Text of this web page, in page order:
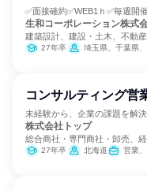
✅面接確約✅WEB1ｈ✅毎週開
生和コーポレーション株式
建築設計、建設・土木、不動産
27年卒 埼玉県、千葉県、東
コンサルティング営
未経験から、企業の課題を解決
株式会社トップ
総合商社・専門商社・卸売、
27年卒 北海道 営業